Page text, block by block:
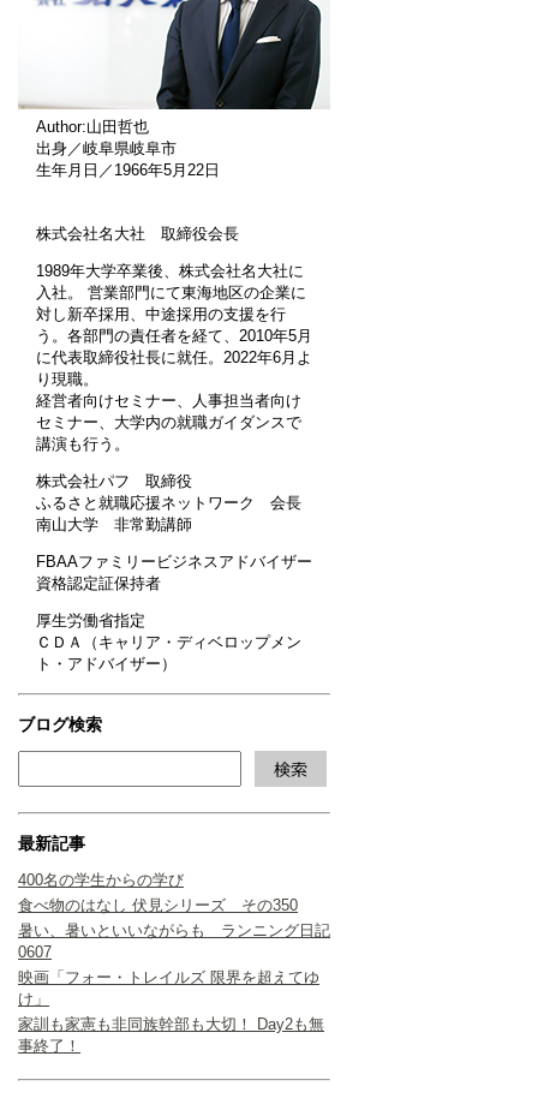
Author:山田哲也
出身／岐阜県岐阜市
生年月日／1966年5月22日
株式会社名大社 取締役会長
1989年大学卒業後、株式会社名大社に
入社。 営業部門にて東海地区の企業に
対し新卒採用、中途採用の支援を行
う。各部門の責任者を経て、2010年5月
に代表取締役社長に就任。2022年6月よ
り現職。
経営者向けセミナー、人事担当者向け
セミナー、大学内の就職ガイダンスで
講演も行う。
株式会社パフ 取締役
ふるさと就職応援ネットワーク 会長
南山大学 非常勤講師
FBAAファミリービジネスアドバイザー
資格認定証保持者
厚生労働省指定
ＣＤＡ（キャリア・ディベロップメン
ト・アドバイザー）
ブログ検索
最新記事
400名の学生からの学び
食べ物のはなし 伏見シリーズ その350
暑い、暑いといいながらも ランニング日記
0607
映画「フォー・トレイルズ 限界を超えてゆ
け」
家訓も家憲も非同族幹部も大切！ Day2も無
事終了！